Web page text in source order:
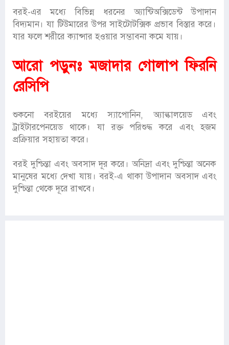
বরই-এর মধ্যে বিভিন্ন ধরনের অ্যান্টিঅক্সিডেন্ট উপাদান
বিদ্যমান। যা টিউমারের উপর সাইটোটক্সিক প্রভাব বিস্তার করে।
যার ফলে শরীরে ক্যান্সার হওয়ার সম্ভাবনা কমে যায়।
আরো পড়ুনঃমজাদার গোলাপ ফিরনি
রেসিপি
শুকনো বরইয়ের মধ্যে স্যাপোনিন, অ্যাল্কালয়েড এবং
ট্রাইটারপেনয়েড থাকে। যা রক্ত পরিশুদ্ধ করে এবং হজম
প্রক্রিয়ার সহায়তা করে।
বরই দুশ্চিন্তা এবং অবসাদ দূর করে। অনিদ্রা এবং দুশ্চিন্তা অনেক
মানুষের মধ্যে দেখা যায়। বরই-এ থাকা উপাদান অবসাদ এবং
দুশ্চিন্তা থেকে দূরে রাখবে।